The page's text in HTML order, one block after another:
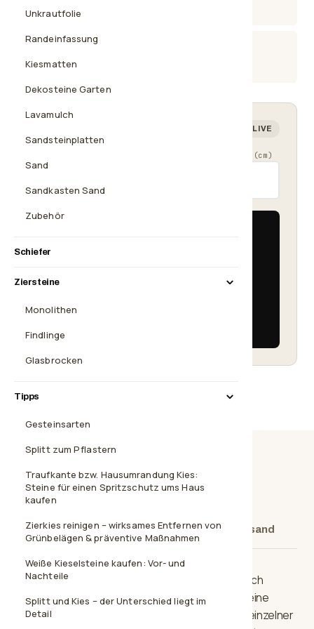
Unkrautfolie
Randeinfassung
Kiesmatten
Dekosteine Garten
Lavamulch
Sandsteinplatten
Sand
Sandkasten Sand
Zubehör
Schiefer
Ziersteine
Monolithen
Findlinge
Glasbrocken
Tipps
Gesteinsarten
Splitt zum Pflastern
Traufkante bzw. Hausumrandung Kies:
Steine für einen Spritzschutz ums Haus
kaufen
Zierkies reinigen – wirksames Entfernen von
Grünbelägen & präventive Maßnahmen
Weiße Kieselsteine kaufen: Vor- und
Nachteile
Splitt und Kies – der Unterschied liegt im
Detail
08638 2035925
LIVE
Schütthöhe (cm)
≈ 375 kg
1× Big Bag 500 kg
Beschreibung Technische Daten
Steingröße Weitere Steingrößen Versand
Ein schöner, aber schlichter Quarzkies. Er passt sich
optisch an jede Dekoart in Haus und Garten an. Seine
Schlichtheit wird nur durch ein paar weiße Adern einzelner